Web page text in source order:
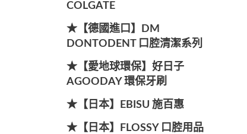
COLGATE
★【德國進口】DM
DONTODENT 口腔清潔系列
★【愛地球環保】好日子
AGOODAY 環保牙刷
★【日本】EBISU 施百惠
★【日本】FLOSSY 口腔用品